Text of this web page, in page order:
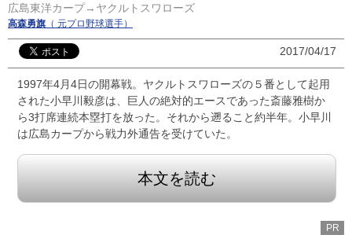
広島東洋カープ→ヤクルトスワローズ
高森勇旗 （ 元プロ野球選手）
2017/04/17
1997年4月4日の開幕戦。ヤクルトスワローズの５番として起用
された小早川毅彦は、巨人の絶対的エースであった斎藤雅樹か
ら3打席連続本塁打を放った。それから遡ること約半年。小早川
は広島カープから戦力外通告を受けていた。
本文を読む
PR